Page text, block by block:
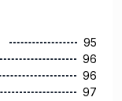
95
96
96
97